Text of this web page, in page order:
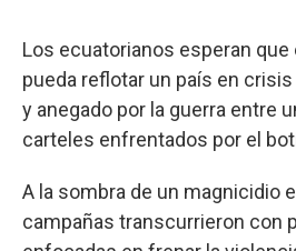
Los ecuatorianos esperan
pueda reflotar un país en
y anegado por la guerra entre
carteles enfrentados por el
A la sombra de un magnicidio
campañas transcurrieron con